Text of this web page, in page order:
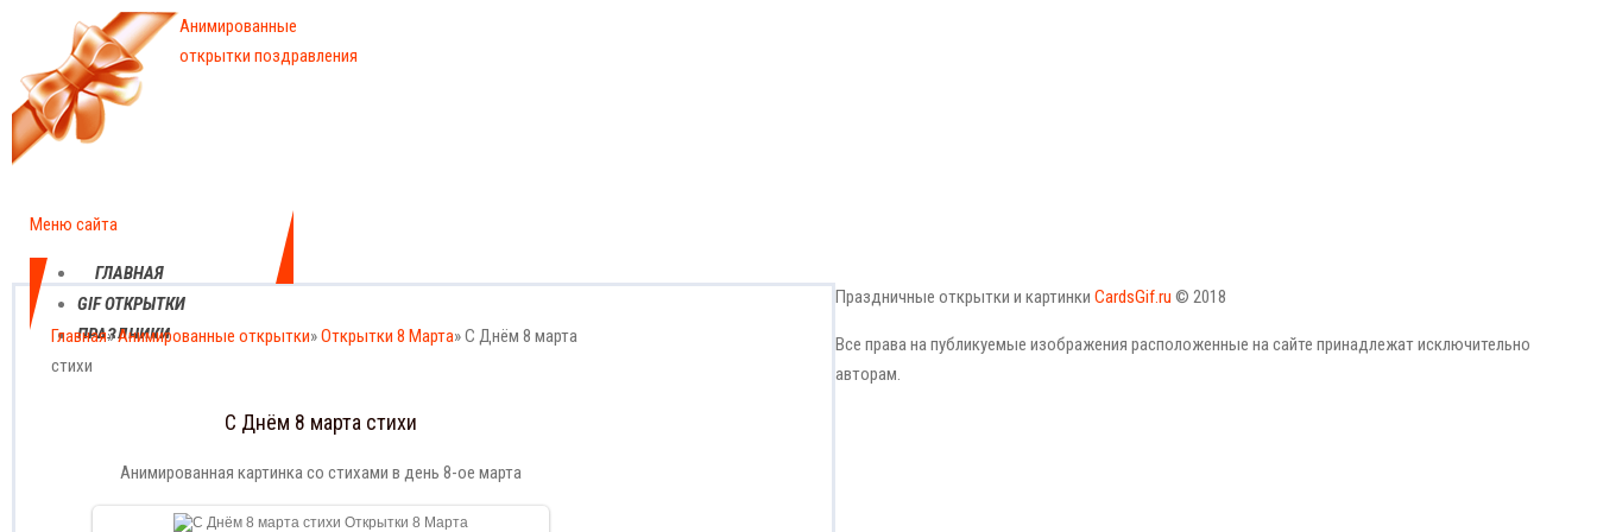
Анимированные
открытки поздравления
Меню сайта
ГЛАВНАЯ
GIF ОТКРЫТКИ
ПРАЗДНИКИ
ЕЖЕДНЕВНЫЕ
ПРОФЕССИОНАЛЬНЫЕ
Главная»Анимированные открытки»Открытки 8 Марта» С Днём 8 марта
стихи
С Днём 8 марта стихи
Анимированная картинка со стихами в день 8-ое марта
Праздничные открытки и картинки CardsGif.ru © 2018
Все права на публикуемые изображения расположенные на сайте принадлежат исключительно
авторам.